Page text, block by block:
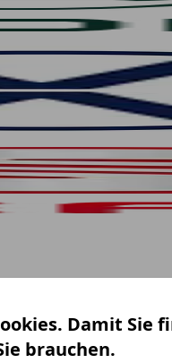
Damit Sie
brauchen.